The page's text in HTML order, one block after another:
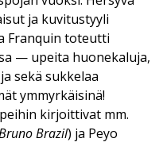
ja kuvitustyyli
Franquin toteutti
— upeita huonekaluja,
sekä sukkelaa
ymmyrkäisinä!
kirjoittivat mm.
Brazil) ja Peyo